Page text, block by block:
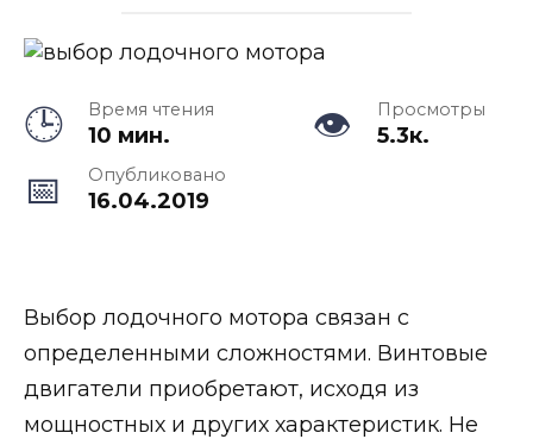
Время чтения
10 мин.
Просмотры
5.3к.
Опубликовано
16.04.2019
Выбор лодочного мотора связан с
определенными сложностями. Винтовые
двигатели приобретают, исходя из
мощностных и других характеристик. Не